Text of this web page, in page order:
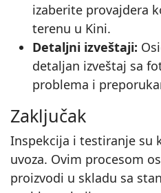
izaberite provajdera
terenu u Kini.
Detaljni izveštaji:
detaljan izveštaj sa
problema i
Zaključak
Inspekcija i testiranje su
uvoza. Ovim procesom
proizvodi u skladu sa